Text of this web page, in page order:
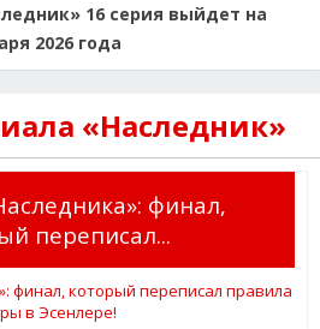
16 серия выйдет на
2026 года
«Наследник»
финал,
переписал...